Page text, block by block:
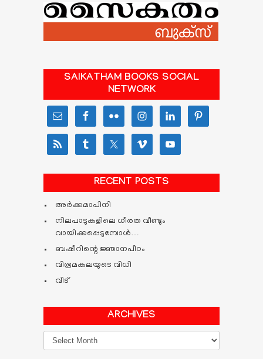
SAIKATHAM BOOKS SOCIAL
NETWORK
RECENT POSTS
അർക്കമാപിനി
നിലപാടുകളിലെ ധീരത വീണ്ടും
വായിക്കപ്പെടുമ്പോള്‍…
ബഷീറിന്റെ ജ്ഞാനപീഠം
വിഭ്രമകലയുടെ വിധി
വീട്
ARCHIVES
Archives